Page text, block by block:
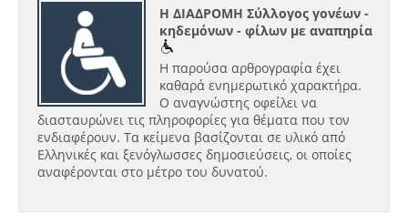
Η ΔΙΑΔΡΟΜΗ Σύλλογος γονέων -
κηδεμόνων - φίλων με αναπηρία
Η παρούσα αρθρογραφία έχει
καθαρά ενημερωτικό χαρακτήρα.
Ο αναγνώστης οφείλει να
διασταυρώνει τις πληροφορίες για θέματα που τον
ενδιαφέρουν. Τα κείμενα βασίζονται σε υλικό από
Ελληνικές και ξενόγλωσσες δημοσιεύσεις, οι οποίες
αναφέρονται στο μέτρο του δυνατού.